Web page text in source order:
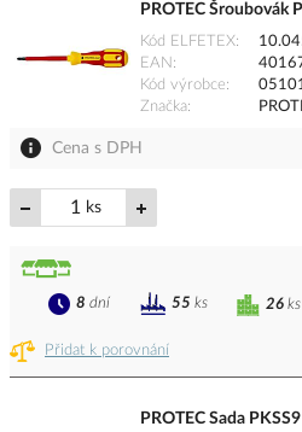
PROTEC Šroubovák
Kód ELFETEX
EAN
Kód výrobce
Značka
Cena s DPH
ks
Přidat k porovnání
26 ks
8 dní 55 ks
PROTEC Sada